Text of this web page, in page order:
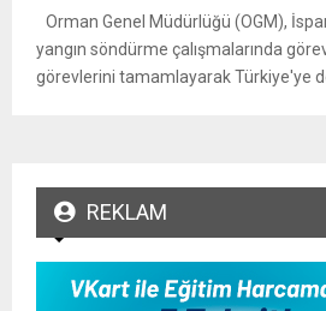
Orman Genel Müdürlüğü (OGM),
yangın söndürme çalışmalarında
görevlerini tamamlayarak Türkiye'ye
REKLAM